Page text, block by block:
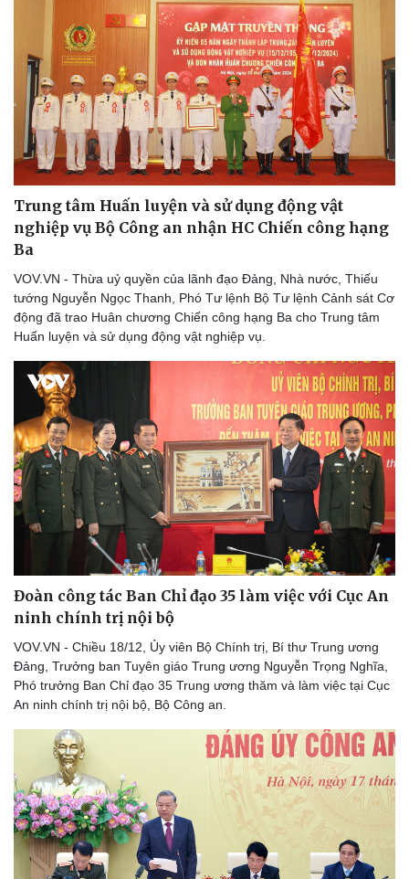
Thể thao
Bóng đá
Lịch thi đấu bóng đá
Thế giới thể thao
eSports
Hậu trường
Ô tô - Xe máy
Ô tô
Xe máy
Tư vấn
Trung tâm Huấn luyện và sử dụng động vật
nghiệp vụ Bộ Công an nhận HC Chiến công hạng
Ba
VOV.VN - Thừa uỷ quyền của lãnh đạo Đảng, Nhà nước, Thiếu
tướng Nguyễn Ngọc Thanh, Phó Tư lệnh Bộ Tư lệnh Cảnh sát Cơ
động đã trao Huân chương Chiến công hạng Ba cho Trung tâm
Huấn luyện và sử dụng động vật nghiệp vụ.
Đoàn công tác Ban Chỉ đạo 35 làm việc với Cục An
ninh chính trị nội bộ
VOV.VN - Chiều 18/12, Ủy viên Bộ Chính trị, Bí thư Trung ương
Đảng, Trưởng ban Tuyên giáo Trung ương Nguyễn Trọng Nghĩa,
Phó trưởng Ban Chỉ đạo 35 Trung ương thăm và làm việc tại Cục
An ninh chính trị nội bộ, Bộ Công an.